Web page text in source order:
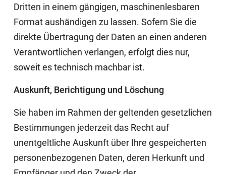
Dritten in einem gängigen, maschinenlesbaren
Format aushändigen zu lassen. Sofern Sie die
direkte Übertragung der Daten an einen anderen
Verantwortlichen verlangen, erfolgt dies nur,
soweit es technisch machbar ist.
Auskunft, Berichtigung und Löschung
Sie haben im Rahmen der geltenden gesetzlichen
Bestimmungen jederzeit das Recht auf
unentgeltliche Auskunft über Ihre gespeicherten
personenbezogenen Daten, deren Herkunft und